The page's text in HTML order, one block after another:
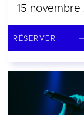
15
RÉSERVER